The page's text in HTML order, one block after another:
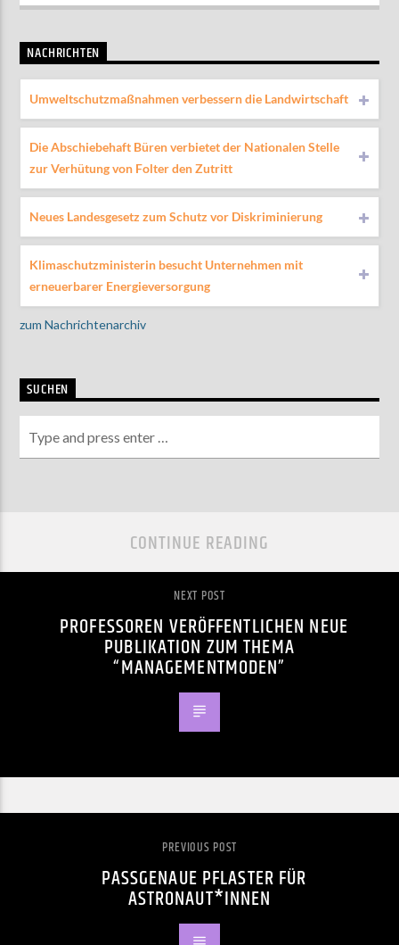
NACHRICHTEN
Umweltschutzmaßnahmen verbessern die Landwirtschaft
Die Abschiebehaft Büren verbietet der Nationalen Stelle
zur Verhütung von Folter den Zutritt
Neues Landesgesetz zum Schutz vor Diskriminierung
Klimaschutzministerin besucht Unternehmen mit
erneuerbarer Energieversorgung
zum Nachrichtenarchiv
SUCHEN
CONTINUE READING
NEXT POST
PROFESSOREN VERÖFFENTLICHEN NEUE
PUBLIKATION ZUM THEMA
“MANAGEMENTMODEN”
PREVIOUS POST
PASSGENAUE PFLASTER FÜR
ASTRONAUT*INNEN